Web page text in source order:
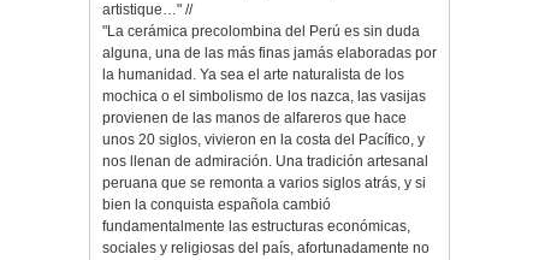
artistique…" //
"La cerámica precolombina del Perú es sin duda
alguna, una de las más finas jamás elaboradas por
la humanidad. Ya sea el arte naturalista de los
mochica o el simbolismo de los nazca, las vasijas
provienen de las manos de alfareros que hace
unos 20 siglos, vivieron en la costa del Pacífico, y
nos llenan de admiración. Una tradición artesanal
peruana que se remonta a varios siglos atrás, y si
bien la conquista española cambió
fundamentalmente las estructuras económicas,
sociales y religiosas del país, afortunadamente no